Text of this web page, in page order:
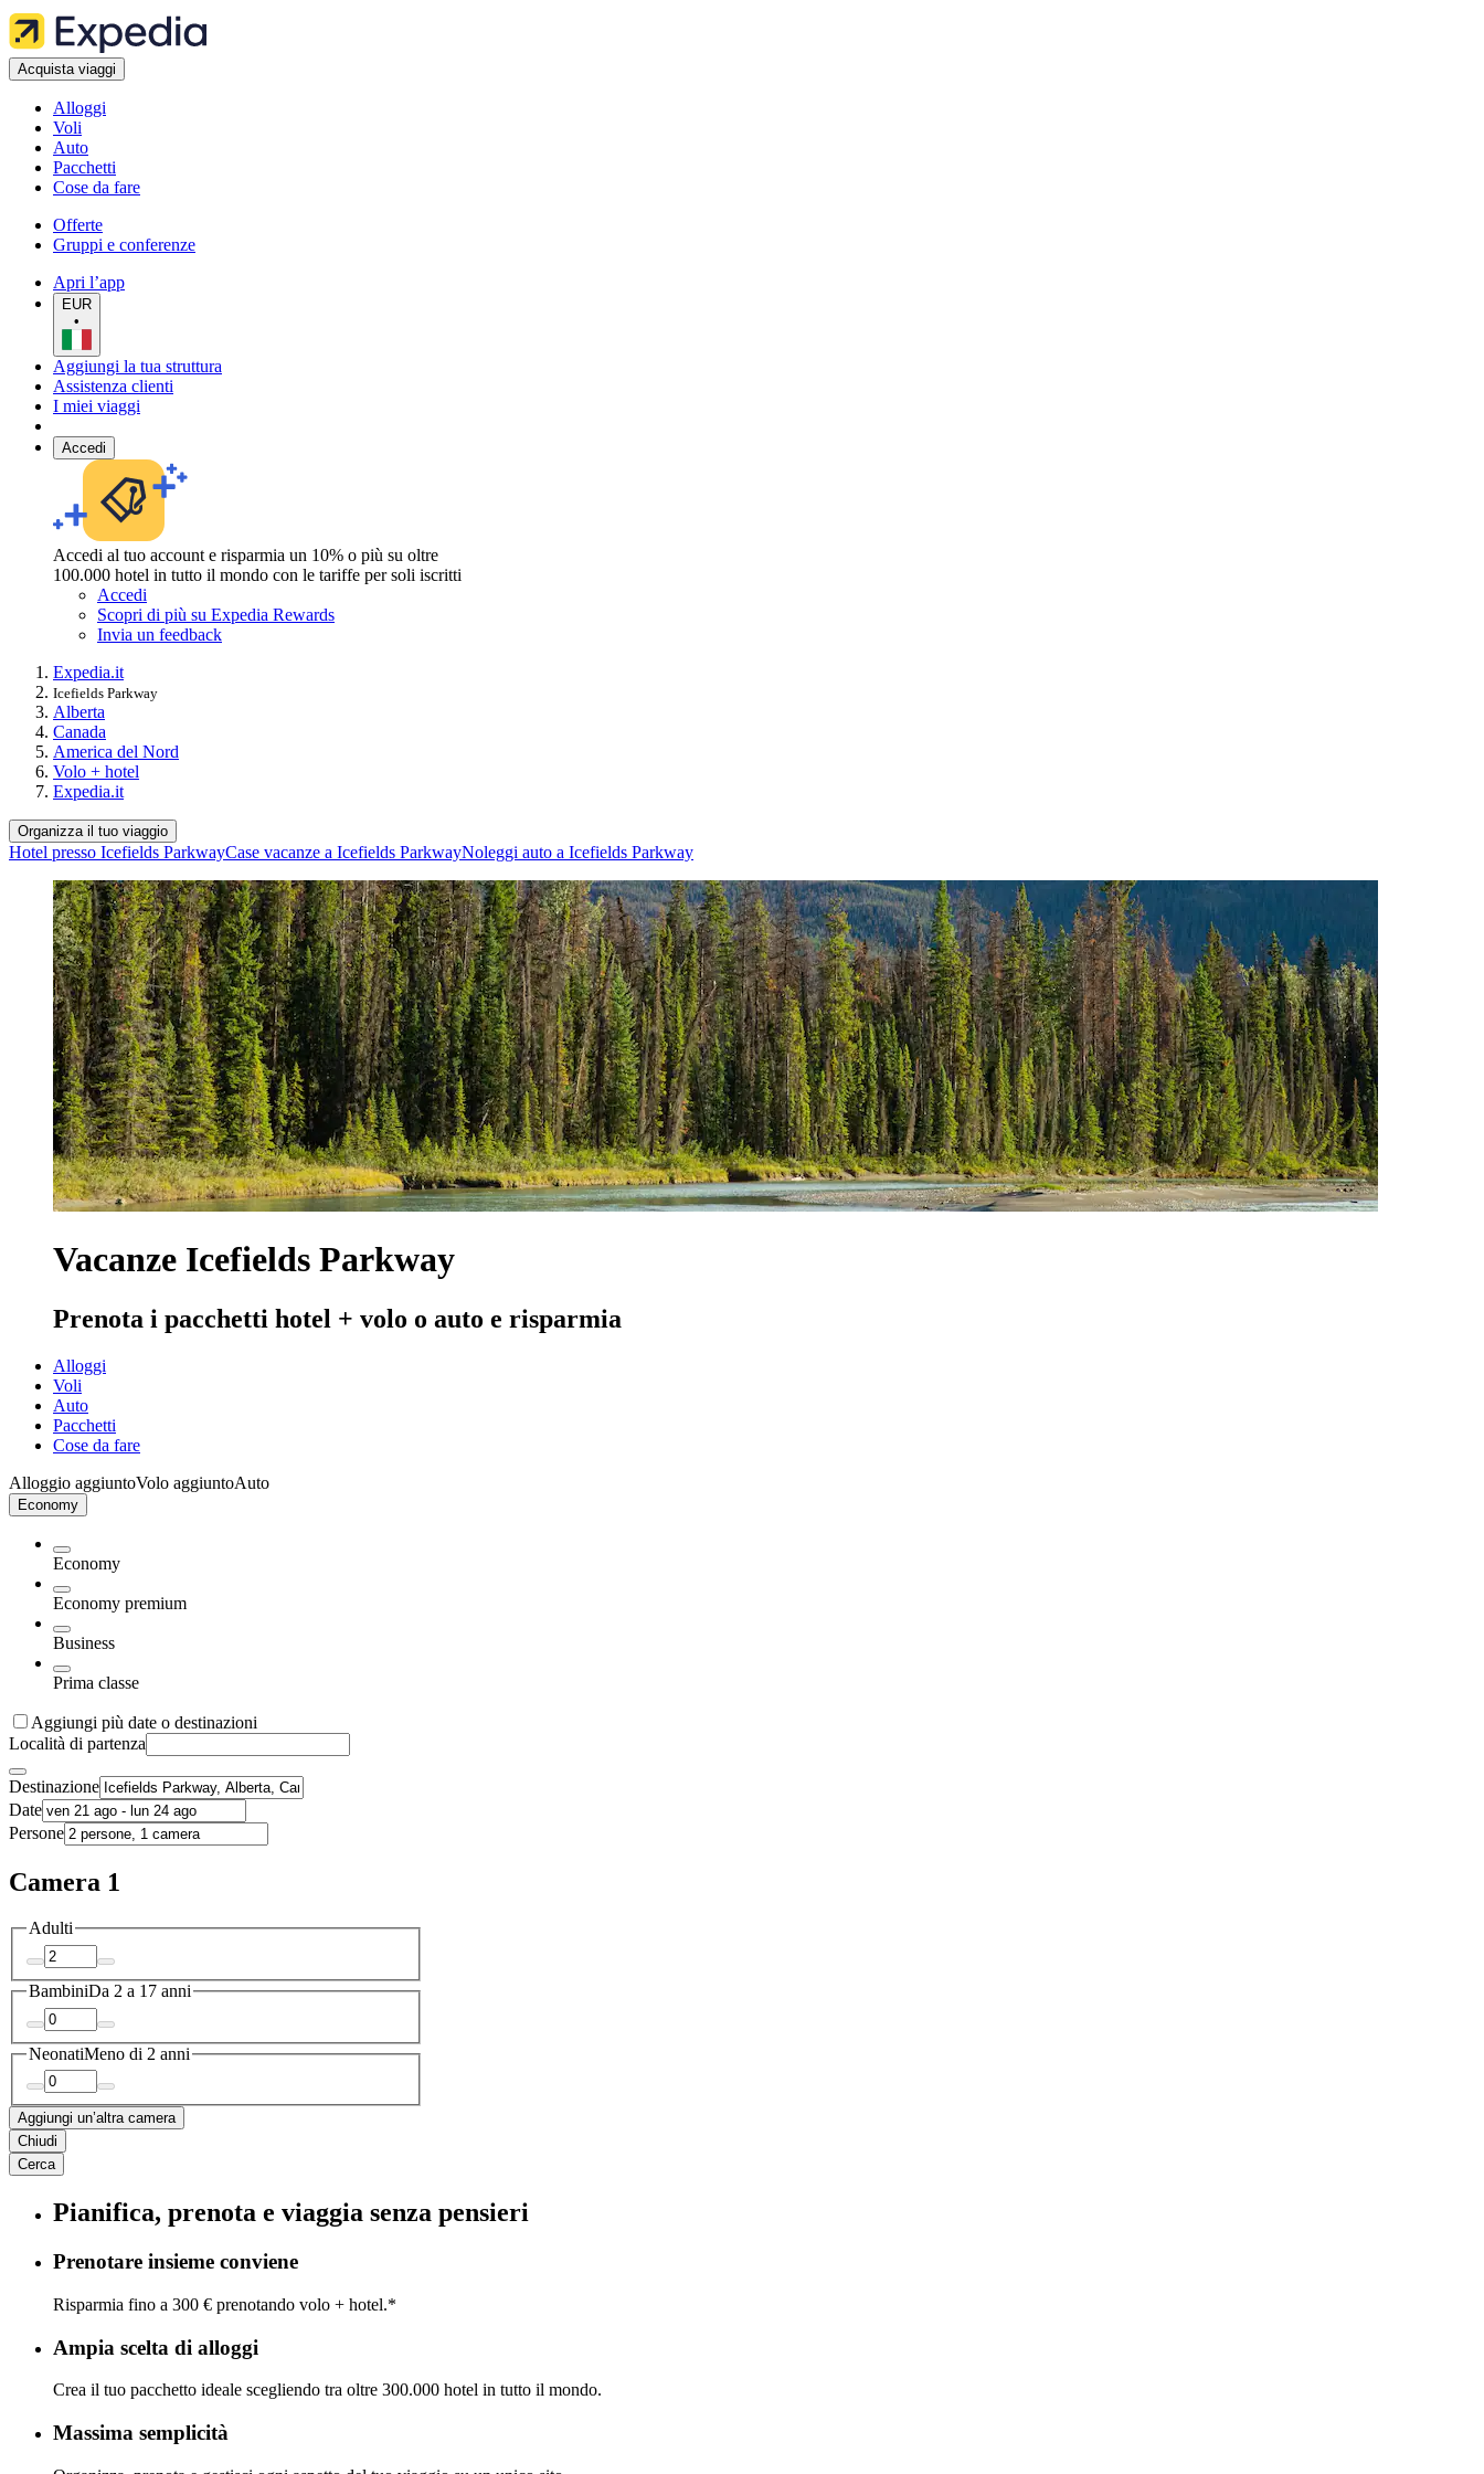
Acquista viaggi
Alloggi
Voli
Auto
Pacchetti
Cose da fare
Offerte
Gruppi e conferenze
Apri l’app
EUR
•
Aggiungi la tua struttura
Assistenza clienti
I miei viaggi
Accedi
Accedi al tuo account e risparmia un 10% o più su oltre
100.000 hotel in tutto il mondo con le tariffe per soli iscritti
Accedi
Scopri di più su Expedia Rewards
Invia un feedback
Expedia.it
Icefields Parkway
Alberta
Canada
America del Nord
Volo + hotel
Expedia.it
Organizza il tuo viaggio
Hotel presso Icefields ParkwayCase vacanze a Icefields ParkwayNoleggi auto a Icefields Parkway
Vacanze Icefields Parkway
Prenota i pacchetti hotel + volo o auto e risparmia
Alloggi
Voli
Auto
Pacchetti
Cose da fare
Alloggio aggiuntoVolo aggiuntoAuto
Economy
Economy
Economy premium
Business
Prima classe
Aggiungi più date o destinazioni
Località di partenza
Destinazione
Date
Persone
Camera 1
Adulti
BambiniDa 2 a 17 anni
NeonatiMeno di 2 anni
Aggiungi un’altra camera
Chiudi
Cerca
Pianifica, prenota e viaggia senza pensieri
Prenotare insieme conviene
Risparmia fino a 300 € prenotando volo + hotel.*
Ampia scelta di alloggi
Crea il tuo pacchetto ideale scegliendo tra oltre 300.000 hotel in tutto il mondo.
Massima semplicità